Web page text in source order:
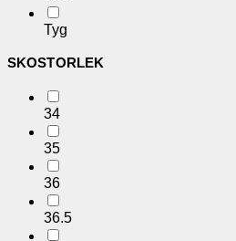
Tyg
SKOSTORLEK
34
35
36
36.5